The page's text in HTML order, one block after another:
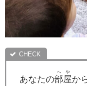
あなたの部屋
へや
か